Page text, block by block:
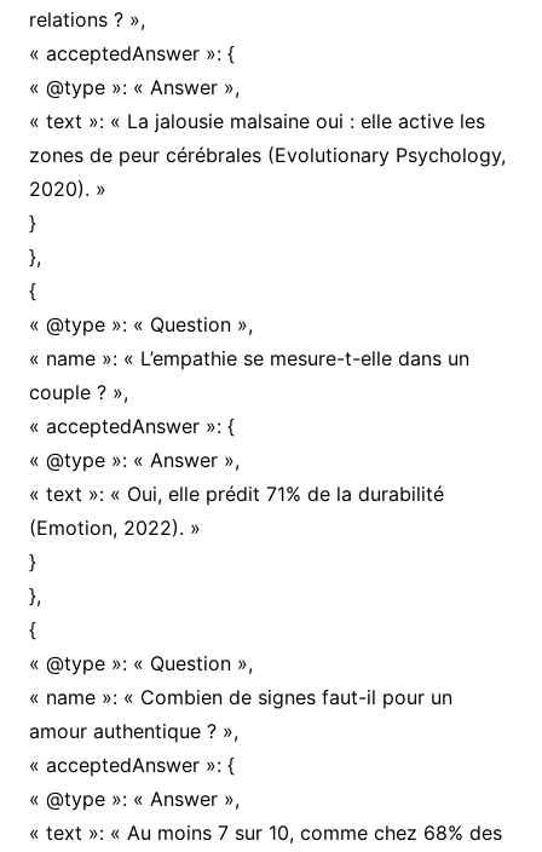
relations ? »,
« acceptedAnswer »: {
« @type »: « Answer »,
« text »: « La jalousie malsaine oui : elle active les
zones de peur cérébrales (Evolutionary Psychology,
2020). »
}
},
{
« @type »: « Question »,
« name »: « L’empathie se mesure-t-elle dans un
couple ? »,
« acceptedAnswer »: {
« @type »: « Answer »,
« text »: « Oui, elle prédit 71% de la durabilité
(Emotion, 2022). »
}
},
{
« @type »: « Question »,
« name »: « Combien de signes faut-il pour un
amour authentique ? »,
« acceptedAnswer »: {
« @type »: « Answer »,
« text »: « Au moins 7 sur 10, comme chez 68% des